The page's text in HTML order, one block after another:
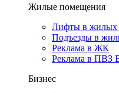
Жилые помещения
Лифты в жилых
Подъезды в
Реклама в ЖК
Реклама в ПВЗ
Бизнес